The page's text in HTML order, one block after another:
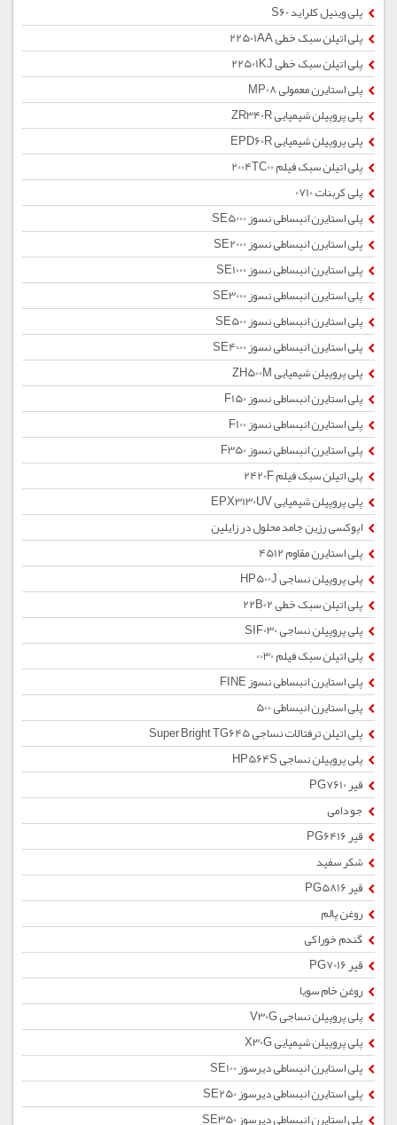
پلی وینیل کلراید S60
پلی اتیلن سبک خطی 22501AA
پلی اتیلن سبک خطی 22501KJ
پلی استایرن معمولی MP08
پلی پروپیلن شیمیایی ZR340R
پلی پروپیلن شیمیایی EPD60R
پلی اتیلن سبک فیلم 2004TC00
پلی کربنات 0710
پلی استایرن انبساطی نسوز SE5000
پلی استایرن انبساطی نسوز SE2000
پلی استایرن انبساطی نسوز SE1000
پلی استایرن انبساطی نسوز SE3000
پلی استایرن انبساطی نسوز SE500
پلی استایرن انبساطی نسوز SE4000
پلی پروپیلن شیمیایی ZH500M
پلی استایرن انبساطی نسوز F150
پلی استایرن انبساطی نسوز F100
پلی استایرن انبساطی نسوز F350
پلی اتیلن سبک فیلم 2420F
پلی پروپیلن شیمیایی EPX3130UV
اپوکسی رزین جامد محلول در زایلین
پلی استایرن مقاوم 4512
پلی پروپیلن نساجی HP500J
پلی اتیلن سبک خطی 22B02
پلی پروپیلن نساجی SIF030
پلی اتیلن سبک فیلم 0030
پلی استایرن انبساطی نسوز FINE
پلی استایرن انبساطی 500
پلی اتیلن ترفتالات نساجی Super Bright TG645
پلی پروپیلن نساجی HP564S
قیر PG7610
جو دامی
قیر PG6416
شکر سفید
قیر PG5816
روغن پالم
گندم خوراکی
قیر PG7016
روغن خام سویا
پلی پروپیلن نساجی V30G
پلی پروپیلن شیمیایی X30G
پلی استایرن انبساطی دیرسوز SE100
پلی استایرن انبساطی دیرسوز SE250
پلی استایرن انبساطی دیرسوز SE350